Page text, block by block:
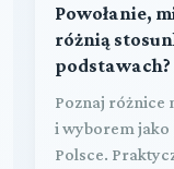
Powołanie,
różnią
podstawach?
Poznaj różnice
i wyborem
Polsce.